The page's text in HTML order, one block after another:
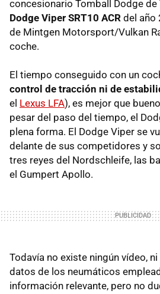
concesionario Tomball Dodge de
Dodge Viper SRT10 ACR del año
de Mintgen Motorsport/Vulkan
coche.
El tiempo conseguido con un
control de tracción ni de
el Lexus LFA), es mejor que
pesar del paso del tiempo, el
plena forma. El Dodge Viper se
delante de sus competidores y
tres reyes del Nordschleife, las
el Gumpert Apollo.
Todavía no existe ningún vídeo,
datos de los neumáticos
información relevante, pero no